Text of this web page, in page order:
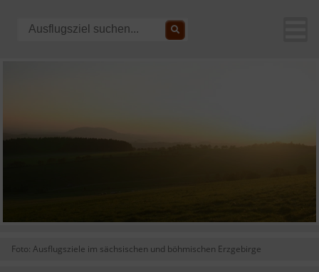
Foto: Ausflugsziele im sächsischen und böhmischen Erzgebirge